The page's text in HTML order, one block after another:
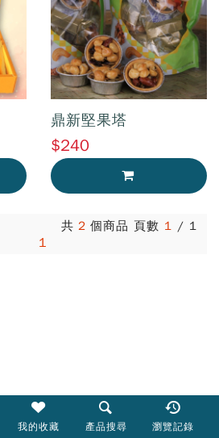
鼎新堅果塔
$240
1
共 2 個商品 頁數 1 / 1
我的收藏 產品搜尋 瀏覽記錄